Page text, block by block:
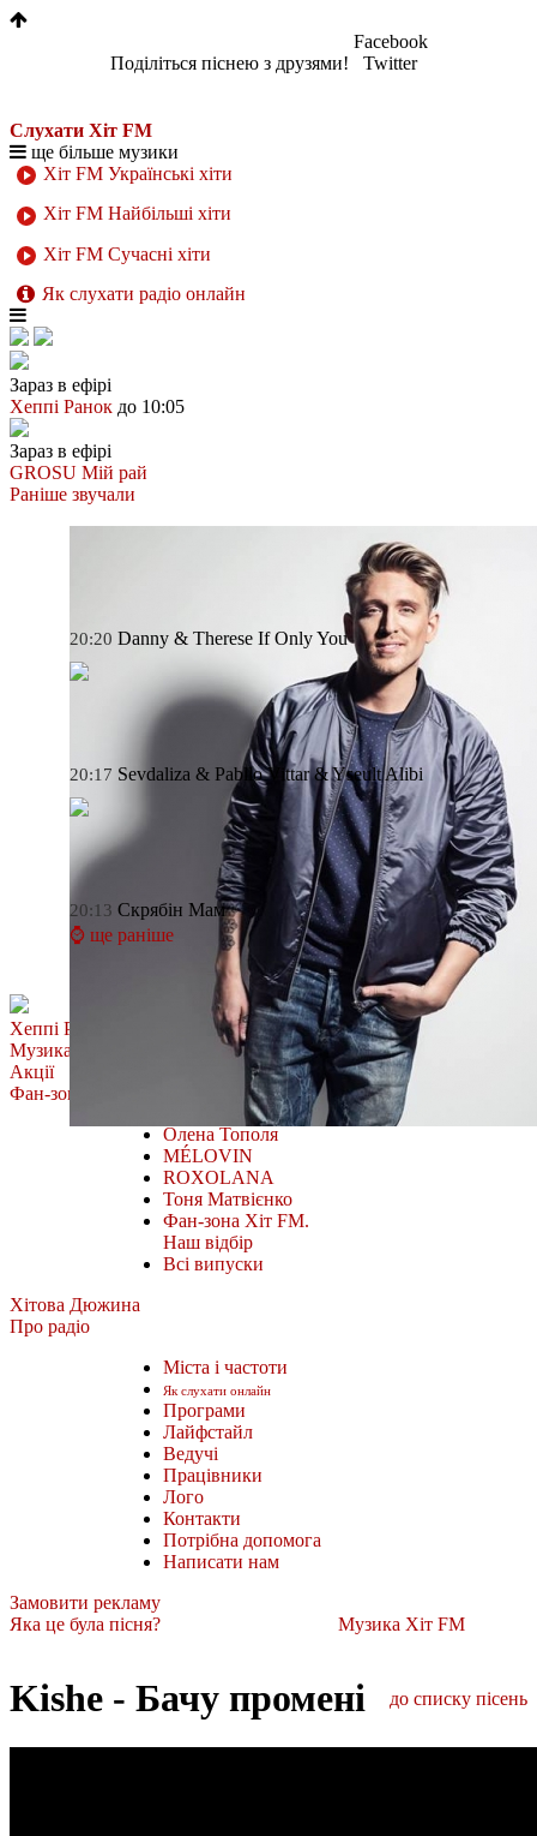
Поділіться піснею з друзями!
Facebook
Twitter
Слухати Хіт FM
ще більше музики
Хіт FM Українські хіти
Хіт FM Найбільші хіти
Хіт FM Сучасні хіти
Як слухати радіо онлайн
Зараз в ефірі
Хеппі Ранок до 10:05
Зараз в ефірі
GROSU Мій рай
Раніше звучали
20:20 Danny & Therese If Only You
20:17 Sevdaliza & Pabllo Vittar & YseultAlibi
20:13 Скрябін Мам
⌚ ще раніше
Хеппі Ранок
Музика
Акції
Фан-зона
Олена Тополя
MÉLOVIN
ROXOLANA
Тоня Матвієнко
Фан-зона Хіт FM.
Наш відбір
Всі випуски
Хітова Дюжина
Про радіо
Міста і частоти
Як слухати онлайн
Програми
Лайфстайл
Ведучі
Працівники
Лого
Контакти
Потрібна допомога
Написати нам
Замовити рекламу
Яка це була пісня?
Музика Хіт FM
Kishe - Бачу променi до списку пісень